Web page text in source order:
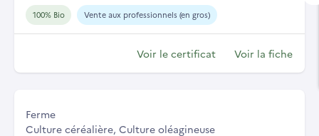
100% Bio Vente aux professionnels (en gros)
Voir le certificat Voir la fiche
Ferme
Culture céréalière, Culture oléagineuse